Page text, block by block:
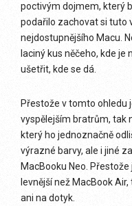
poctivým dojmem, který
podařilo zachovat si tuto
nejdostupnějšího Macu.
laciný kus něčeho, kde je
ušetřit, kde se dá.
Přestože v tomto ohledu
vyspělejším bratrům, tak
který ho jednoznačně
výrazné barvy, ale i jiné
MacBooku Neo.
levnější než MacBook
ani na dotyk.